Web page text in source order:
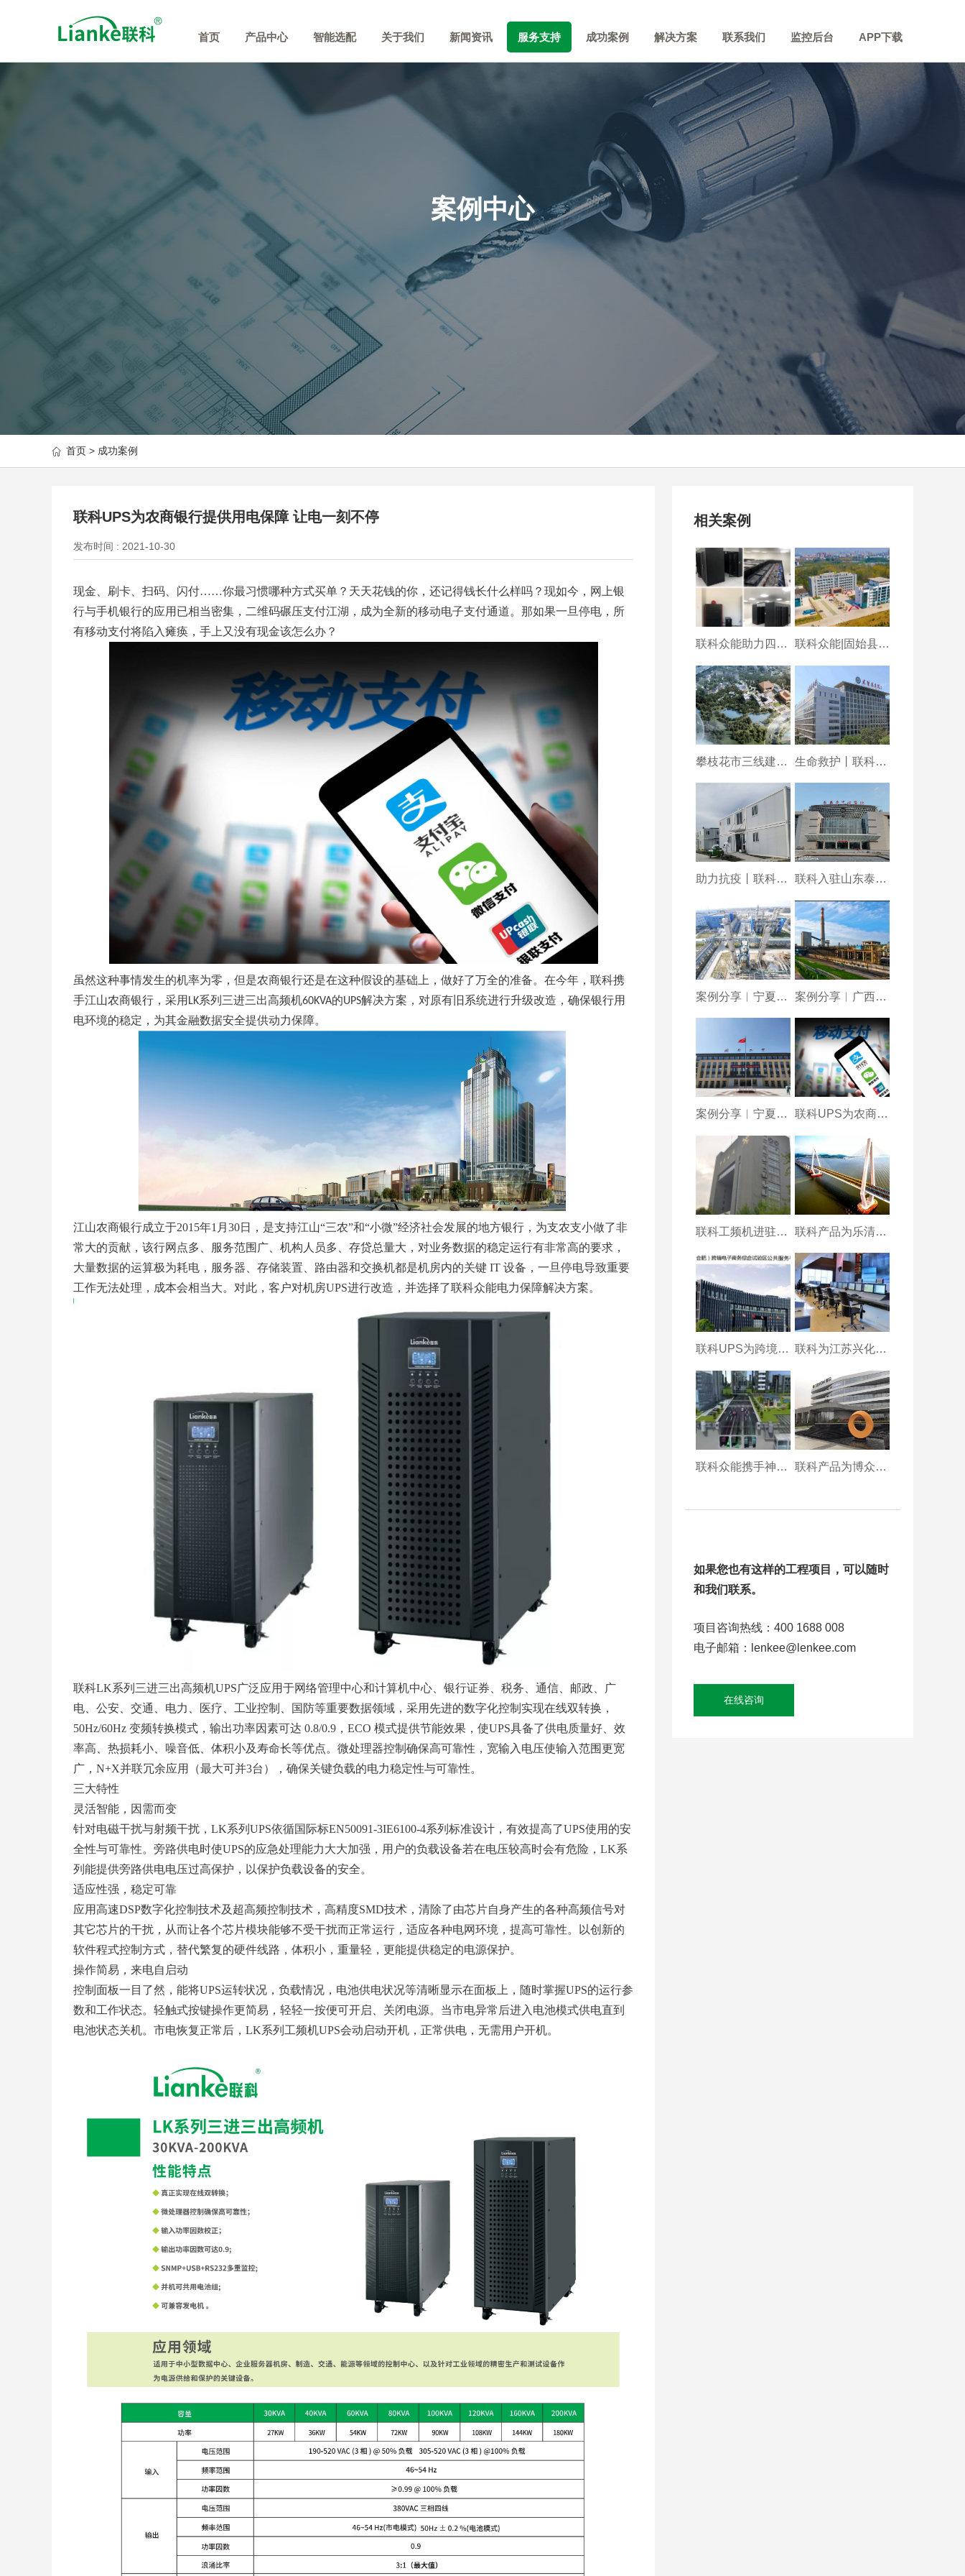
首页 产品中心 智能选配 关于我们 新闻资讯 服务支持 成功案例 解决方案 联系我们 监控后台 APP下载
案例中心
首页 > 成功案例
联科UPS为农商银行提供用电保障 让电一刻不停
发布时间 : 2021-10-30
现金、刷卡、扫码、闪付……你最习惯哪种方式买单？ 天天花钱的你，还记得钱长什么样吗？ 现如今， 网上银
行与手机银行的应用已相当密集， 二维码碾压支付江湖， 成为全新的移动电子支付通道。那如果一旦停电，所
有移动支付将陷入瘫痪，手上又没有现金该怎么办？
虽然这种事情发生的机率为零，但是农商银行还是在这种假设的基础上，做好了万全的准备。 在今年 ， 联科携
手江山农商银行，采用 LK系列三进三出高频机60KVA的UPS解决方案，对原有旧系统进行升级改造，确保银行用
电环境的稳定 ，为其金融数据安全提供动力保障。
江山农商银行成立于2015年1月30日，是支持江山“三农”和“小微”经济社会发展的地方银行，为支农支小做了非
常大的贡献，该行网点多、服务范围广、机构人员多、存贷总量大，对业务数据的稳定运行有非常高的要求，
大量数据的运算极为耗电， 服务器、存储装置、路由器和交换机都是机房内的关键 IT 设备 ，一旦停电导致重要
工作无法处理，成本会相当大。 对此，客户对机房UPS进行改造，并选择了联科众能电力保障解决方案。
联科LK系列三进三出高频机UPS广泛应用于网络管理中心和计算机中心、银行证券、税务、通信、邮政、广
电、公安、交通、电力、医疗、工业控制、国防等重要数据领域，采用先进的数字化控制实现在线双转换，
50Hz/60Hz 变频转换模式，输出功率因素可达 0.8/0.9，ECO 模式提供节能效果， 使UPS具备了供电质量好、效
率高、热损耗小、噪音低、体积小及寿命长等优点。 微处理器控制确保高可靠性，宽输入电压使输入范围更宽
广， N+X并联冗余应用（最大可并3台）， 确保关键负载的电力稳定性与可靠性。
三大特性
灵活智能，因需而变
针对电磁干扰与射频干扰， LK系列UPS依循国际标EN50091-3IE6100-4系列标准设计，有效提高了UPS使用的安
全性与可靠性。旁路供电时使UPS的应急处理能力大大加强，用户的负载设备若在电压较高时会有危险，LK系
列能提供旁路供电电压过高保护，以保护负载设备的安全。
适应性强，稳定可靠
应用高速DSP数字化控制技术及超高频控制技术，高精度SMD技术，清除了由芯片自身产生的各种高频信号对
其它芯片的干扰，从而让各个芯片模块能够不受干扰而正常运行，适应各种电网环境，提高可靠性。以创新的
软件程式控制方式，替代繁复的硬件线路，体积小，重量轻，更能提供稳定的电源保护。
操作简易，来电自启动
控制面板一目了然，能将UPS运转状况，负载情况，电池供电状况等清晰显示在面板上，随时掌握UPS的运行参
数和工作状态。轻触式按键操作更简易，轻轻一按便可开启、关闭电源。当市电异常后进入电池模式供电直到
电池状态关机。市电恢复正常后，LK系列工频机UPS会动启动开机，正常供电，无需用户开机。
相关案例
联科众能助力四川省三 联科众能|固始县气象
攀枝花市三线建设干部 生命救护丨联科医疗专
助力抗疫丨联科智慧电 联科入驻山东泰安中心
案例分享︱宁夏平罗工 案例分享︱广西柳钢配
案例分享︱宁夏固原二 联科UPS为农商银行
联科工频机进驻宝鸡海 联科产品为乐清湾大桥
联科UPS为跨境电商 联科为江苏兴化公安系
联科众能携手神州泰岳 联科产品为博众精工提
如果您也有这样的工程项目，可以随时
和我们联系。
项目咨询热线：400 1688 008
电子邮箱：lenkee@lenkee.com
在线咨询